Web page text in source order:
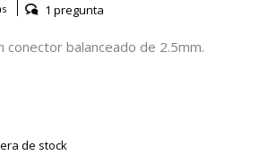
1 pregunta
conector balanceado de 2.5mm.
de stock